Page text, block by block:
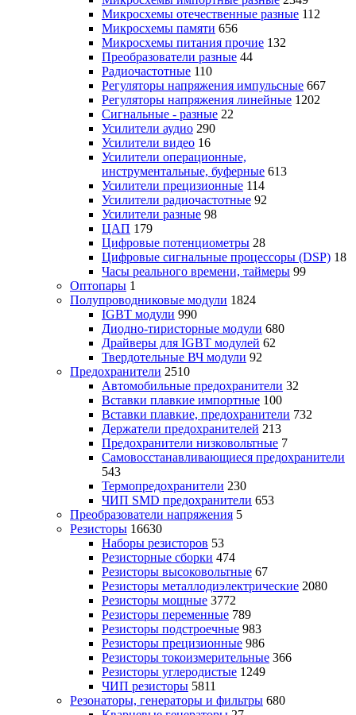
Микросхемы отечественные разные 112
Микросхемы памяти 656
Микросхемы питания прочие 132
Преобразователи разные 44
Радиочастотные 110
Регуляторы напряжения импульсные 667
Регуляторы напряжения линейные 1202
Сигнальные - разные 22
Усилители аудио 290
Усилители видео 16
Усилители операционные,
инструментальные, буферные 613
Усилители прецизионные 114
Усилители радиочастотные 92
Усилители разные 98
ЦАП 179
Цифровые потенциометры 28
Цифровые сигнальные процессоры (DSP) 18
Часы реального времени, таймеры 99
Оптопары 1
Полупроводниковые модули 1824
IGBT модули 990
Диодно-тиристорные модули 680
Драйверы для IGBT модулей 62
Твердотельные ВЧ модули 92
Предохранители 2510
Автомобильные предохранители 32
Вставки плавкие импортные 100
Вставки плавкие, предохранители 732
Держатели предохранителей 213
Предохранители низковольтные 7
Самовосстанавливающиеся предохранители
543
Термопредохранители 230
ЧИП SMD предохранители 653
Преобразователи напряжения 5
Резисторы 16630
Наборы резисторов 53
Резисторные сборки 474
Резисторы высоковольтные 67
Резисторы металлодиэлектрические 2080
Резисторы мощные 3772
Резисторы переменные 789
Резисторы подстроечные 983
Резисторы прецизионные 986
Резисторы токоизмерительные 366
Резисторы углеродистые 1249
ЧИП резисторы 5811
Резонаторы, генераторы и фильтры 680